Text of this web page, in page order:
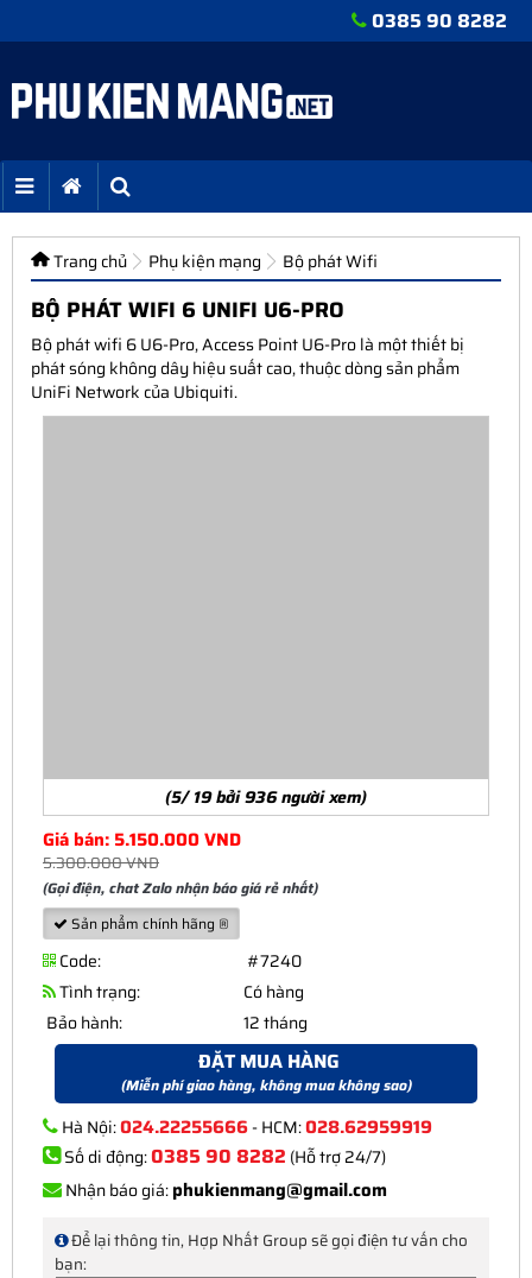
0385 90 8282
Trang chủ Phụ kiện mạng Bộ phát Wifi
BỘ PHÁT WIFI 6 UNIFI U6-PRO
Bộ phát wifi 6 U6-Pro, Access Point U6-Pro là một thiết bị
phát sóng không dây hiệu suất cao, thuộc dòng sản phẩm
UniFi Network của Ubiquiti.
(5/ 19 bởi 936 người xem)
Giá bán: 5.150.000 VND
5.300.000 VND
(Gọi điện, chat Zalo nhận báo giá rẻ nhất)
Sản phẩm chính hãng ®
Code:
#7240
Tình trạng:
Có hàng
Bảo hành:
12 tháng
ĐẶT MUA HÀNG
(Miễn phí giao hàng, không mua không sao)
Hà Nội:024.22255666- HCM:028.62959919
Số di động:0385 90 8282 (Hỗ trợ 24/7)
Nhận báo giá:phukienmang@gmail.com
Để lại thông tin, Hợp Nhất Group sẽ gọi điện tư vấn cho
bạn: